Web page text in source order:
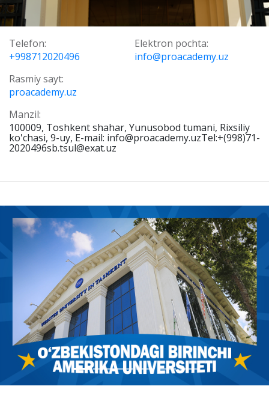
Telefon:
+998712020496
Elektron pochta:
info@proacademy.uz
Rasmiy sayt:
proacademy.uz
Manzil:
100009, Toshkent shahar, Yunusobod tumani, Rixsiliy
ko'chasi, 9-uy, E-mail: info@proacademy.uzTel:+(998)71-
2020496sb.tsul@exat.uz